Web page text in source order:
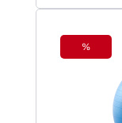
Rabatt
%